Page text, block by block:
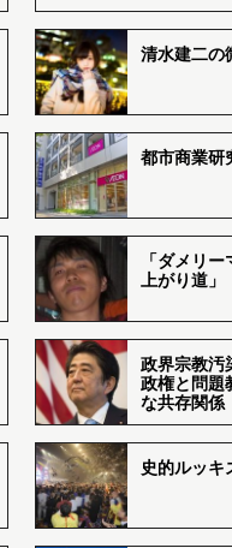
清水建二の
都市商業研
「ダメリ
上がり道」
政界宗教汚
政権と問題
な共存関係
史的ルッキ